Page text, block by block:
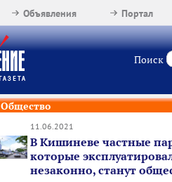
Портал
Объявления
Поиск
Общество
11.06.2021
В Кишиневе частные
которые
незаконно, станут